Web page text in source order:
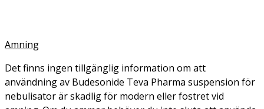
Amning
Det finns ingen tillgänglig information om att
användning av Budesonide Teva Pharma suspension för
nebulisator är skadlig för modern eller fostret vid